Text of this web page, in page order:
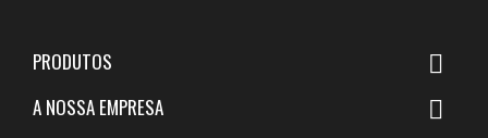
PRODUTOS 
A NOSSA EMPRESA 